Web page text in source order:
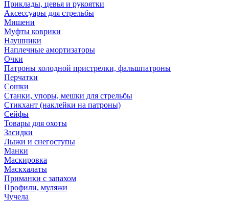
Приклады, цевья и рукоятки
Аксессуары для стрельбы
Мишени
Муфты коврики
Наушники
Наплечные амортизаторы
Очки
Патроны холодной пристрелки, фальшпатроны
Перчатки
Сошки
Станки, упоры, мешки для стрельбы
Стикхант (наклейки на патроны)
Сейфы
Товары для охоты
Засидки
Лыжи и снегоступы
Манки
Маскировка
Маскхалаты
Приманки с запахом
Профили, муляжи
Чучела